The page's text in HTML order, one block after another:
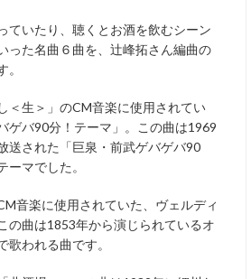
ていたり、聴くとお酒を飲むシーン
った名曲６曲を、辻峰拓さん編曲の
＜生＞」のCM音楽に使用されてい
ゲバ90分！テーマ」。この曲は1969
送された「巨泉・前武ゲバゲバ90
ーマでした。
音楽に使用されていた、ヴェルディ
の曲は1853年から演じられているオ
われる曲です。